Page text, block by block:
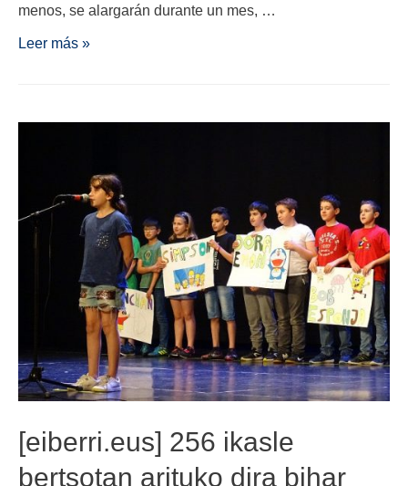
menos, se alargarán durante un mes, …
Leer más »
[eiberri.eus] 256 ikasle
bertsotan arituko dira bihar